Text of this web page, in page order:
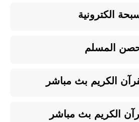
الكترونية
المسلم
الكريم بث مباشر
الكريم بث مباشر